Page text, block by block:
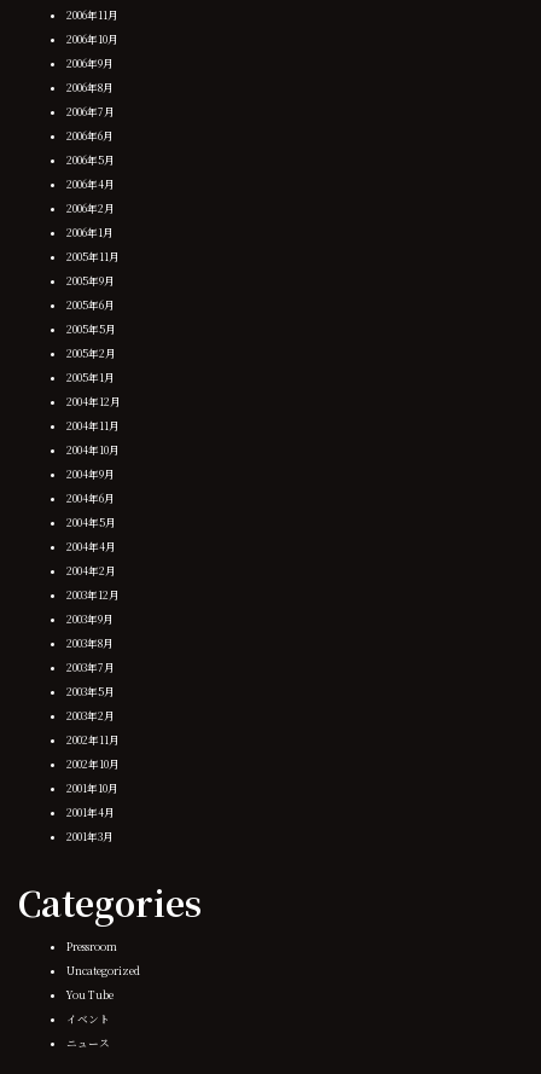
2006年11月
2006年10月
2006年9月
2006年8月
2006年7月
2006年6月
2006年5月
2006年4月
2006年2月
2006年1月
2005年11月
2005年9月
2005年6月
2005年5月
2005年2月
2005年1月
2004年12月
2004年11月
2004年10月
2004年9月
2004年6月
2004年5月
2004年4月
2004年2月
2003年12月
2003年9月
2003年8月
2003年7月
2003年5月
2003年2月
2002年11月
2002年10月
2001年10月
2001年4月
2001年3月
Categories
Pressroom
Uncategorized
You Tube
イベント
ニュース